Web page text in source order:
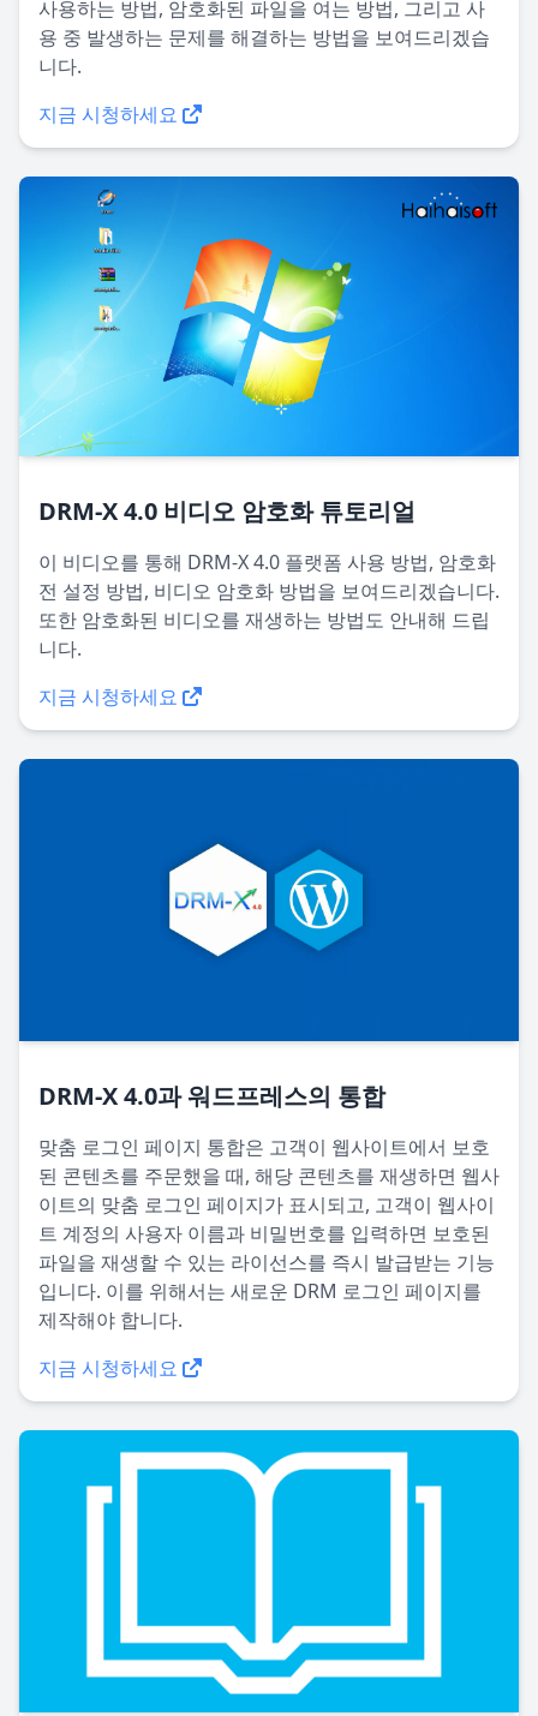
사용하는 방법, 암호화된 파일을 여는 방법, 그리고 사
용 중 발생하는 문제를 해결하는 방법을 보여드리겠습
니다.
지금 시청하세요
DRM-X 4.0 비디오 암호화 튜토리얼
이 비디오를 통해 DRM-X 4.0 플랫폼 사용 방법, 암호화
전 설정 방법, 비디오 암호화 방법을 보여드리겠습니다.
또한 암호화된 비디오를 재생하는 방법도 안내해 드립
니다.
지금 시청하세요
DRM-X 4.0과 워드프레스의 통합
맞춤 로그인 페이지 통합은 고객이 웹사이트에서 보호
된 콘텐츠를 주문했을 때, 해당 콘텐츠를 재생하면 웹사
이트의 맞춤 로그인 페이지가 표시되고, 고객이 웹사이
트 계정의 사용자 이름과 비밀번호를 입력하면 보호된
파일을 재생할 수 있는 라이선스를 즉시 발급받는 기능
입니다. 이를 위해서는 새로운 DRM 로그인 페이지를
제작해야 합니다.
지금 시청하세요